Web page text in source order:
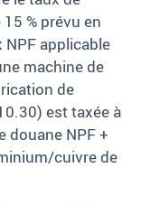
% prévu en
applicable
machine de
de
est taxée à
douane NPF +
cuivre de